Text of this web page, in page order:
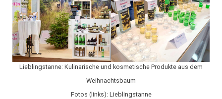
Lieblingstanne: Kulinarische und kosmetische Produkte aus dem
Weihnachtsbaum
Fotos (links): Lieblingstanne